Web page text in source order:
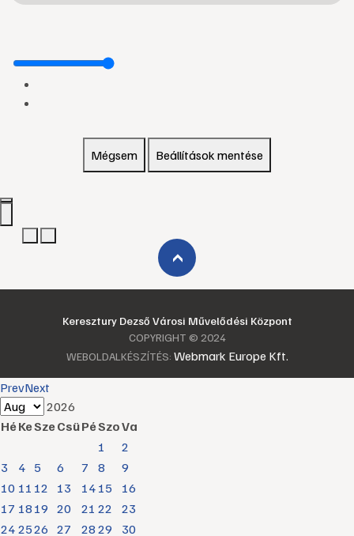
Mégsem Beállítások mentése
›
Keresztury Dezső Városi Művelődési Központ
COPYRIGHT © 2024
WEBOLDALKÉSZÍTÉS: Webmark Europe Kft.
PrevNext
2026
HéKeSzeCsüPéSzoVa
1
2
3
4 5 6 7 8
9
10 11 12 13 14 15
16
17 18 19 20 21 22
23
24 2526 27 28 29 30